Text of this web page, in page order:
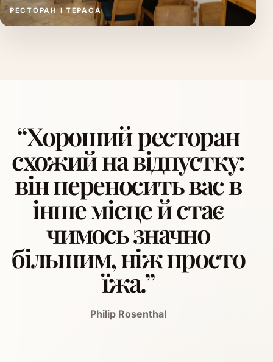
РЕСТОРАН І ТЕРАСА
“Хороший ресторан
схожий на відпустку:
він переносить вас в
інше місце й стає
чимось значно
більшим, ніж просто
їжа.”
Philip Rosenthal